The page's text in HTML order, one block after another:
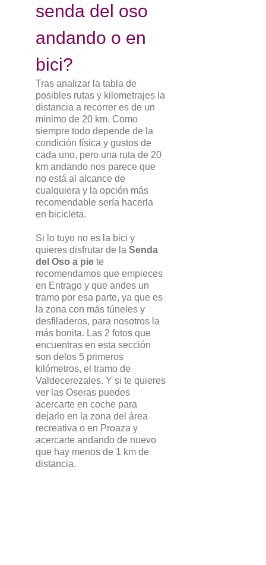
senda del oso
andando o en
bici?
Tras analizar la tabla de
posibles rutas y kilometrajes la
distancia a recorrer es de un
mínimo de 20 km. Como
siempre todo depende de la
condición física y gustos de
cada uno, pero una ruta de 20
km andando nos parece que
no está al alcance de
cualquiera y la opción más
recomendable sería hacerla
en bicicleta.
Si lo tuyo no es la bici y
quieres disfrutar de la Senda
del Oso a pie te
recomendamos que empieces
en Entrago y que andes un
tramo por esa parte, ya que es
la zona con más túneles y
desfiladeros, para nosotros la
más bonita. Las 2 fotos que
encuentras en esta sección
son delos 5 primeros
kilómetros, el tramo de
Valdecerezales. Y si te quieres
ver las Oseras puedes
acercarte en coche para
dejarlo en la zona del área
recreativa o en Proaza y
acercarte andando de nuevo
que hay menos de 1 km de
distancia.